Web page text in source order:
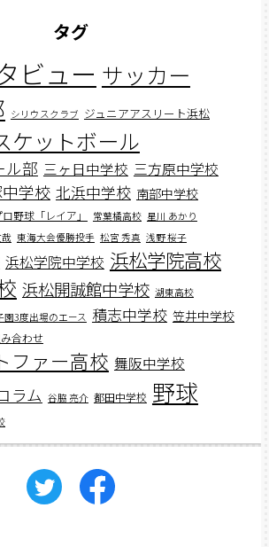
タグ
ビュー サッカー
シリウスクラブ ジュニアアスリート浜松
ケットボール
ル部 三ヶ日中学校 三方原中学校
学校 北浜中学校 南部中学校
野球「レイア」 常葉橘高校 星川 あかり
東海大会優勝投手 松宮 秀真 浅野 桜子
浜松学院中学校 浜松学院高校
浜松開誠館中学校 湖東高校
園3度出場のエース 積志中学校 笠井中学校
合わせ
ファー高校 舞阪中学校
ラム 谷脇 亮介 都田中学校 野球